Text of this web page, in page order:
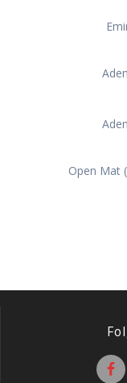
Open Mat